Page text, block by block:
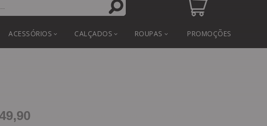
ACESSÓRIOS CALÇADOS ROUPAS PROMOÇÕES